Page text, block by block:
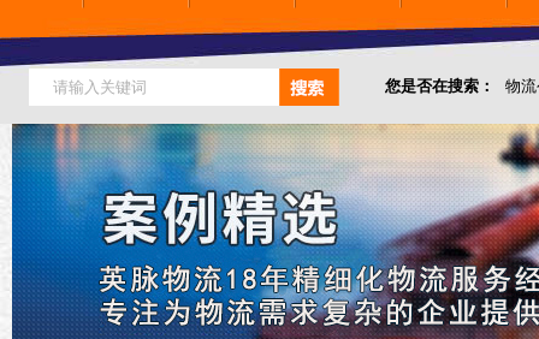
您是否在搜索： 物
仓储综合专业定制物